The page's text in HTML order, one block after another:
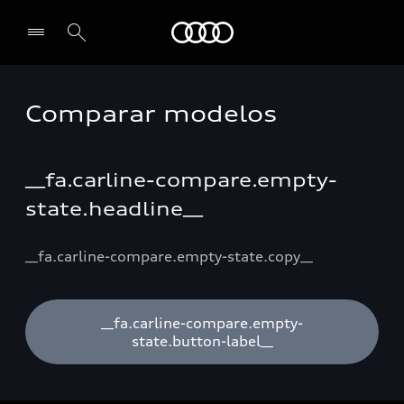
Seleccionar un concesionario
Comparar modelos
__fa.carline-compare.empty-
state.headline__
__fa.carline-compare.empty-state.copy__
__fa.carline-compare.empty-
state.button-label__